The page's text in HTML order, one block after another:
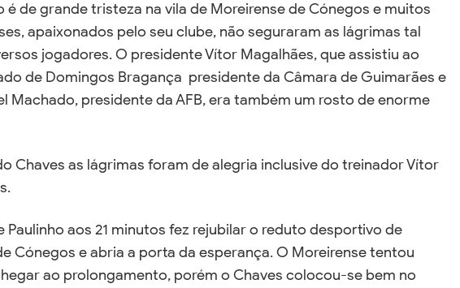
é de grande tristeza na vila de Moreirense de Cónegos e muitos
apaixonados pelo seu clube, não seguraram as lágrimas tal
jogadores. O presidente Vítor Magalhães, que assistiu ao
de Domingos Bragança presidente da Câmara de Guimarães e
Machado, presidente da AFB, era também um rosto de enorme
Chaves as lágrimas foram de alegria inclusive do treinador Vítor
Paulinho aos 21 minutos fez rejubilar o reduto desportivo de
Cónegos e abria a porta da esperança. O Moreirense tentou
ao prolongamento, porém o Chaves colocou-se bem no